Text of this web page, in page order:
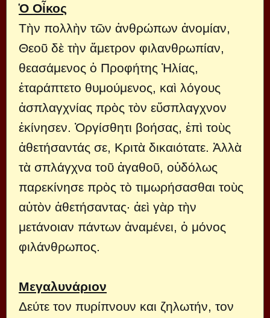
Ὁ Οἶκος
Τὴν πολλὴν τῶν ἀνθρώπων ἀνομίαν,
Θεοῦ δὲ τὴν ἄμετρον φιλανθρωπίαν,
θεασάμενος ὁ Προφήτης Ἠλίας,
ἐταράπτετο θυμούμενος, καὶ λόγους
ἀσπλαγχνίας πρὸς τὸν εὔσπλαγχνον
ἐκίνησεν. Ὀργίσθητι βοήσας, ἐπὶ τοὺς
ἀθετήσαντάς σε, Κριτὰ δικαιότατε. Ἀλλὰ
τὰ σπλάγχνα τοῦ ἀγαθοῦ, οὐδόλως
παρεκίνησε πρὸς τὸ τιμωρήσασθαι τοὺς
αὐτὸν ἀθετήσαντας· ἀεὶ γὰρ τὴν
μετάνοιαν πάντων ἀναμένει, ὁ μόνος
φιλάνθρωπος.
Μεγαλυνάριον
Δεύτε τον πυρίπνουν και ζηλωτήν, τον